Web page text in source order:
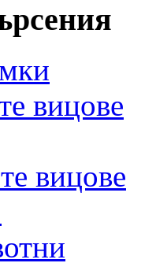
вицове
вицове